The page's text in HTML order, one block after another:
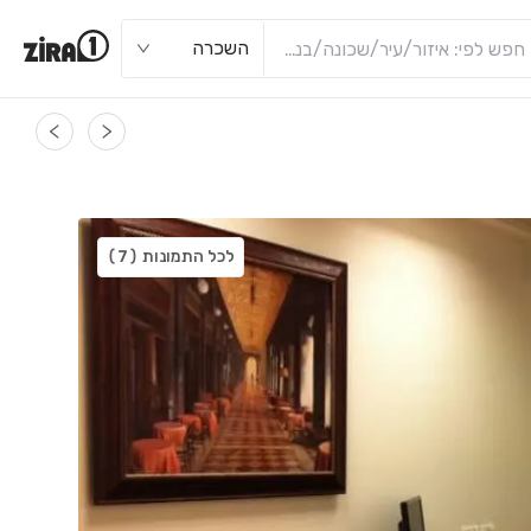
השכרה
לכל התמונות (7)